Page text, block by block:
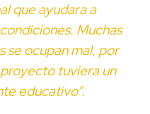
que ayudara a
Muchas
se ocupan mal, por
tuviera un
educativo”.